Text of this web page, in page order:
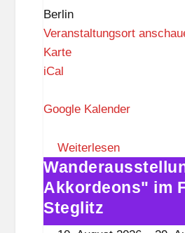
Berlin
Veranstaltungsort
KarteF
u
S
t
e
g
l
iCal
Google Kalender
Weiterlesen
Wanderausstellung
„600
Akkordeons"
im
Akkordeons" im
Steglitz